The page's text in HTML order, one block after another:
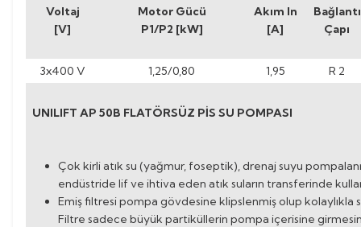
Voltaj
[V]
Motor Gücü
P1/P2 [kW]
Akım In
[A]
Bağlantı
Çapı
3x400 V 1,25/0,80 1,95 R 2
UNILIFT AP 50B FLATÖRSÜZ PİS SU POMPASI
Çok kirli atık su (yağmur, foseptik), drenaj suyu
endüstride lif ve ihtiva eden atık suların transferinde
Emiş filtresi pompa gövdesine klipslenmiş olup kolaylıkla
Filtre sadece büyük partiküllerin pompa içerisine